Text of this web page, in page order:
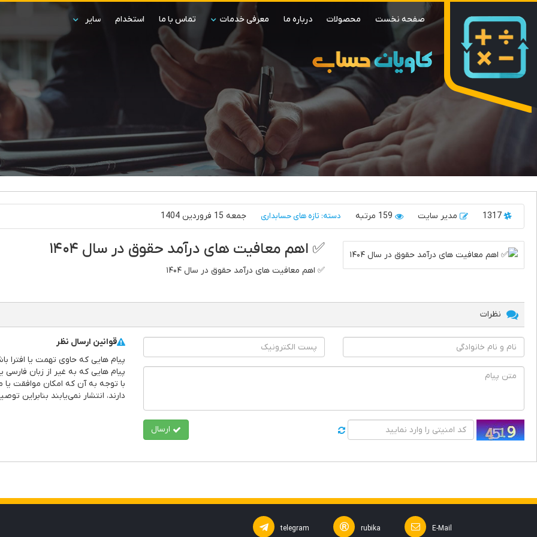
صفحه نخست محصولات درباره ما معرفی خدمات تماس با ما استخدام سایر
1317 مدیر سایت 159 مرتبه دسته: تازه های حسابداری جمعه 15 فروردین 1404
✅ اهم معافیت های درآمد حقوق در سال ۱۴۰۴
✅ اهم معافیت های درآمد حقوق در سال ۱۴۰۴
نظرات
ارسال
قوانین ارسال نظر
پیام هایی که حاوی تهمت یا افترا
پیام هایی که به غیر از زبان
با توجه به آن که امکان موافقت یا
دارند، انتشار نمی‌یابند بنابراین
E-Mail
rubika
telegram